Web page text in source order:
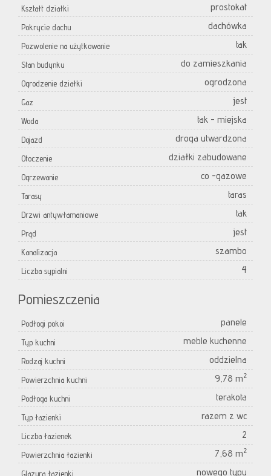
Kształt działki prostokat
Pokrycie dachu dachówka
Pozwolenie na użytkowanie tak
Stan budynku do zamieszkania
Ogrodzenie działki ogrodzona
Gaz jest
Woda tak - miejska
Dojazd droga utwardzona
Otoczenie działki zabudowane
Ogrzewanie co -gazowe
Tarasy taras
Drzwi antywłamaniowe tak
Prąd jest
Kanalizacja szambo
Liczba sypialni 4
Pomieszczenia
Podłogi pokoi panele
Typ kuchni meble kuchenne
Rodzaj kuchni oddzielna
Powierzchnia kuchni 9,78 m2
Podłoga kuchni terakota
Typ łazienki razem z wc
Liczba łazienek 2
Powierzchnia łazienki 7,68 m2
Glazura łazienki nowego typu